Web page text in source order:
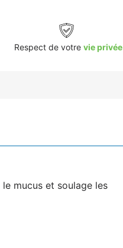
Respect de votre vie privée
mucus et soulage les